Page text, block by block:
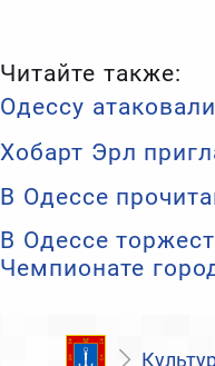
Читайте также:
Одессу
Хобарт Эрл
В Одессе
В Одессе
Чемпионате